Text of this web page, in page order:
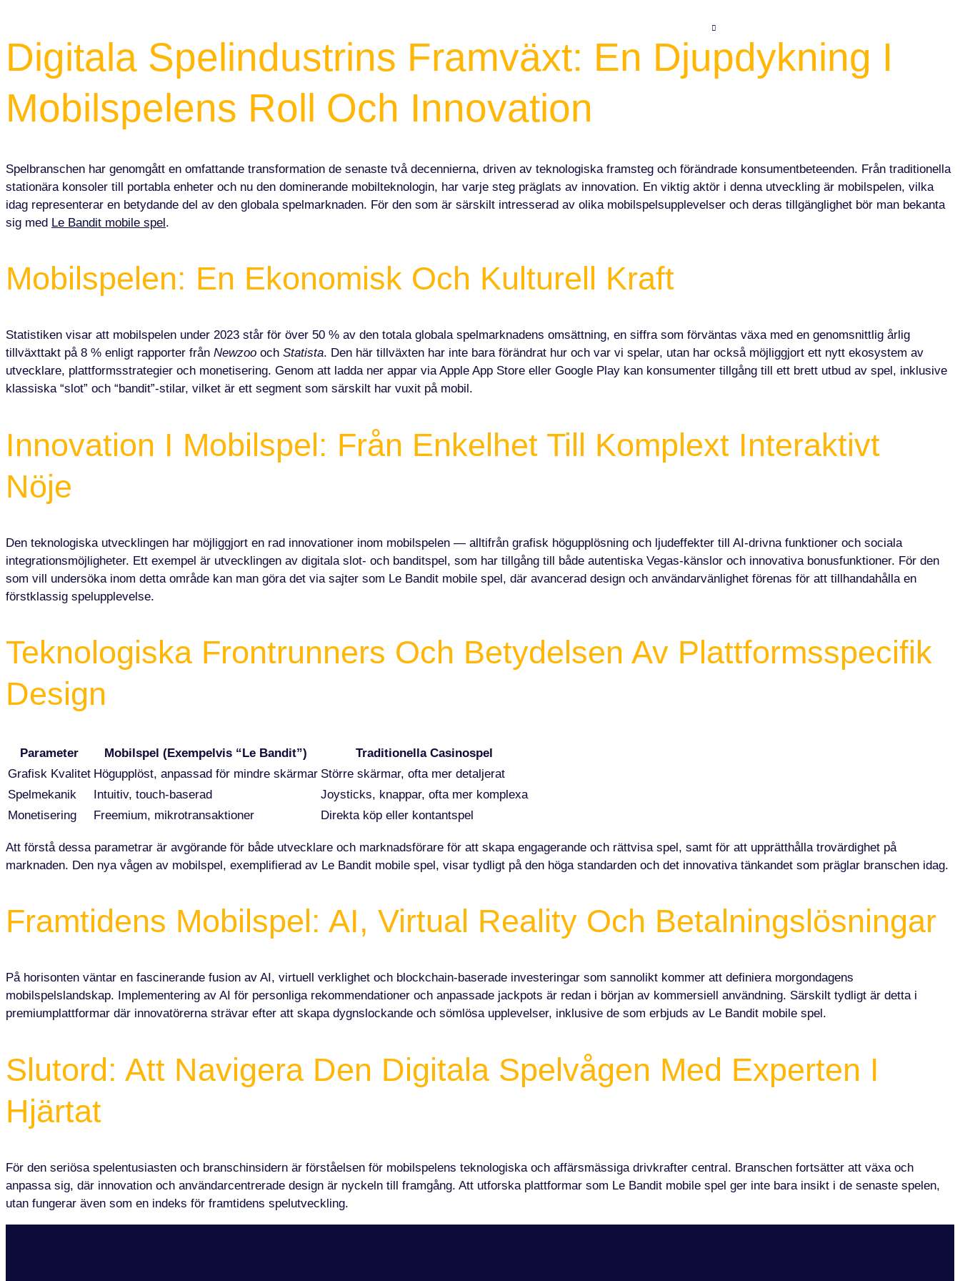
Digitala Spelindustrins Framväxt: En Djupdykning I
Mobilspelens Roll Och Innovation
Spelbranschen har genomgått en omfattande transformation de senaste två decennierna, driven av teknologiska framsteg och förändrade konsumentbeteenden. Från traditionella
stationära konsoler till portabla enheter och nu den dominerande mobilteknologin, har varje steg präglats av innovation. En viktig aktör i denna utveckling är mobilspelen, vilka
idag representerar en betydande del av den globala spelmarknaden. För den som är särskilt intresserad av olika mobilspelsupplevelser och deras tillgänglighet bör man bekanta
sig med Le Bandit mobile spel.
Mobilspelen: En Ekonomisk Och Kulturell Kraft
Statistiken visar att mobilspelen under 2023 står för över 50 % av den totala globala spelmarknadens omsättning, en siffra som förväntas växa med en genomsnittlig årlig
tillväxttakt på 8 % enligt rapporter från Newzoo och Statista. Den här tillväxten har inte bara förändrat hur och var vi spelar, utan har också möjliggjort ett nytt ekosystem av
utvecklare, plattformsstrategier och monetisering. Genom att ladda ner appar via Apple App Store eller Google Play kan konsumenter tillgång till ett brett utbud av spel, inklusive
klassiska “slot” och “bandit”-stilar, vilket är ett segment som särskilt har vuxit på mobil.
Innovation I Mobilspel: Från Enkelhet Till Komplext Interaktivt
Nöje
Den teknologiska utvecklingen har möjliggjort en rad innovationer inom mobilspelen — alltifrån grafisk högupplösning och ljudeffekter till AI-drivna funktioner och sociala
integrationsmöjligheter. Ett exempel är utvecklingen av digitala slot- och banditspel, som har tillgång till både autentiska Vegas-känslor och innovativa bonusfunktioner. För den
som vill undersöka inom detta område kan man göra det via sajter som Le Bandit mobile spel, där avancerad design och användarvänlighet förenas för att tillhandahålla en
förstklassig spelupplevelse.
Teknologiska Frontrunners Och Betydelsen Av Plattformsspecifik
Design
Parameter Mobilspel (Exempelvis “Le Bandit”)
Traditionella Casinospel
Grafisk Kvalitet Högupplöst, anpassad för mindre skärmar Större skärmar, ofta mer detaljerat
Spelmekanik
Intuitiv, touch-baserad
Joysticks, knappar, ofta mer komplexa
Monetisering
Freemium, mikrotransaktioner Direkta köp eller kontantspel
Att förstå dessa parametrar är avgörande för både utvecklare och marknadsförare för att skapa engagerande och rättvisa spel, samt för att upprätthålla trovärdighet på
marknaden. Den nya vågen av mobilspel, exemplifierad av Le Bandit mobile spel, visar tydligt på den höga standarden och det innovativa tänkandet som präglar branschen idag.
Framtidens Mobilspel: AI, Virtual Reality Och Betalningslösningar
På horisonten väntar en fascinerande fusion av AI, virtuell verklighet och blockchain-baserade investeringar som sannolikt kommer att definiera morgondagens
mobilspelslandskap. Implementering av AI för personliga rekommendationer och anpassade jackpots är redan i början av kommersiell användning. Särskilt tydligt är detta i
premiumplattformar där innovatörerna strävar efter att skapa dygnslockande och sömlösa upplevelser, inklusive de som erbjuds av Le Bandit mobile spel.
Slutord: Att Navigera Den Digitala Spelvågen Med Experten I
Hjärtat
För den seriösa spelentusiasten och branschinsidern är förståelsen för mobilspelens teknologiska och affärsmässiga drivkrafter central. Branschen fortsätter att växa och
anpassa sig, där innovation och användarcentrerade design är nyckeln till framgång. Att utforska plattformar som Le Bandit mobile spel ger inte bara insikt i de senaste spelen,
utan fungerar även som en indeks för framtidens spelutveckling.